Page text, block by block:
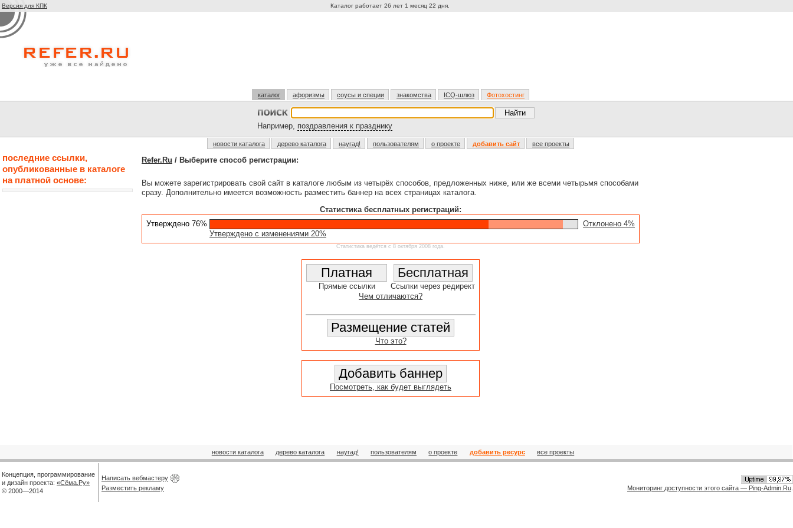
Версия для КПК Каталог работает 26 лет 1 месяц 22 дня.
каталог афоризмы соусы и специи знакомства ICQ-шлюз Фотохостинг
Например, поздравления к празднику
новости каталога дерево каталога наугад! пользователям о проекте добавить сайт все проекты
последние ссылки,
опубликованные в каталоге
на платной основе:
Refer.Ru / Выберите способ регистрации:
Вы можете зарегистрировать свой сайт в каталоге любым из четырёх способов, предложенных ниже, или же всеми четырьмя способами
сразу. Дополнительно имеется возможность разместить баннер на всех страницах каталога.
Статистика бесплатных регистраций:
Утверждено 76%
Отклонено 4%
Утверждено с изменениями 20%
Статистика ведётся с 8 октября 2008 года.
Прямые ссылки
Ссылки через редирект
Чем отличаются?
Что это?
Посмотреть, как будет выглядеть
новости каталога дерево каталога наугад! пользователям о проекте добавить ресурс все проекты
Концепция, программирование
и дизайн проекта: «Сёма.Ру»
© 2000—2014
Написать вебмастеру
Разместить рекламу
Мониторинг доступности этого сайта — Ping-Admin.Ru